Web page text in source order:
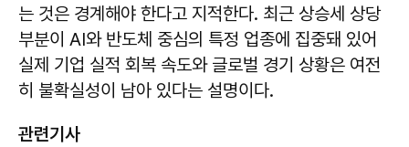
는 것은 경계해야 한다고 지적한다. 최근 상승세 상당
부분이 AI와 반도체 중심의 특정 업종에 집중돼 있어
실제 기업 실적 회복 속도와 글로벌 경기 상황은 여전
히 불확실성이 남아 있다는 설명이다.
관련기사